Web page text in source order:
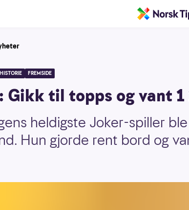
FREMSIDE
Gikk til topps og vant
heldigste Joker-spiller
Hun gjorde rent bord og